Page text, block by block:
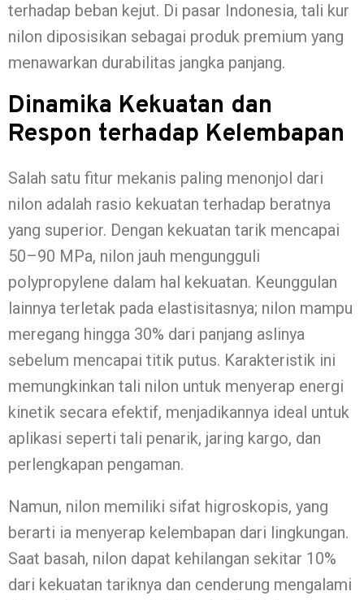
terhadap beban kejut. Di pasar Indonesia, tali kur
nilon diposisikan sebagai produk premium yang
menawarkan durabilitas jangka panjang.
Dinamika Kekuatan dan
Respon terhadap Kelembapan
Salah satu fitur mekanis paling menonjol dari
nilon adalah rasio kekuatan terhadap beratnya
yang superior. Dengan kekuatan tarik mencapai
50–90 MPa, nilon jauh mengungguli
polypropylene dalam hal kekuatan. Keunggulan
lainnya terletak pada elastisitasnya; nilon mampu
meregang hingga 30% dari panjang aslinya
sebelum mencapai titik putus. Karakteristik ini
memungkinkan tali nilon untuk menyerap energi
kinetik secara efektif, menjadikannya ideal untuk
aplikasi seperti tali penarik, jaring kargo, dan
perlengkapan pengaman.
Namun, nilon memiliki sifat higroskopis, yang
berarti ia menyerap kelembapan dari lingkungan.
Saat basah, nilon dapat kehilangan sekitar 10%
dari kekuatan tariknya dan cenderung mengalami